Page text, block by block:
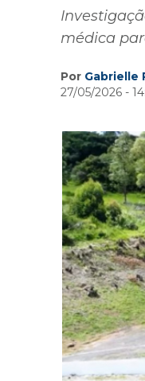
médica
Por Gabrielle
27/05/2026 -